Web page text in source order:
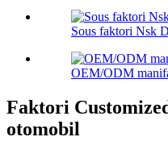
Sous faktori Nsk
OEM/ODM
Faktori
otomobil